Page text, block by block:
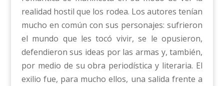
realidad hostil que los rodea. Los autores tenían
mucho en común con sus personajes: sufrieron
el mundo que les tocó vivir, se le opusieron,
defendieron sus ideas por las armas y, también,
por medio de su obra periodística y literaria. El
exilio fue, para mucho ellos, una salida frente a